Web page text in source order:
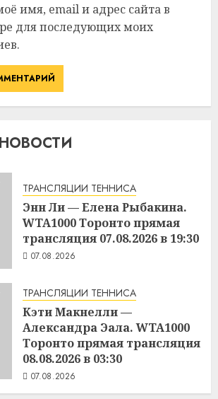
имя, email и адрес сайта в
для последующих моих
ТРАНСЛЯЦИИ ТЕННИСА
Энн Ли — Елена Рыбакина.
WTA1000 Торонто прямая
трансляция 07.08.2026 в 19:30
07.08.2026
ТРАНСЛЯЦИИ ТЕННИСА
Кэти Макнелли —
Александра Эала. WTA1000
Торонто прямая трансляция
08.08.2026 в 03:30
07.08.2026